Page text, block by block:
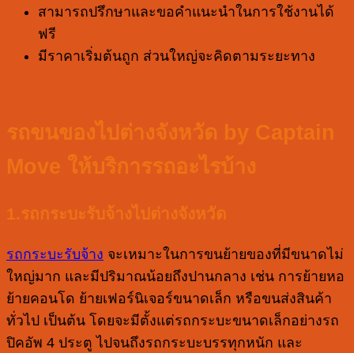
สามารถปรึกษาและขอคำแนะนำในการใช้งานได้
ฟรี
มีราคาเริ่มต้นถูก ส่วนใหญ่จะคิดตามระยะทาง
รถขนของไปต่างจังหวัด by Captain
Move ให้บริการรถอะไรบ้าง
1.รถกระบะรับจ้างไปต่างจังหวัด
รถกระบะรับจ้าง จะเหมาะในการขนย้ายของที่มีขนาดไม่
ใหญ่มาก และมีปริมาณน้อยถึงปานกลาง เช่น การย้ายหอ
ย้ายคอนโด ย้ายเฟอร์นิเจอร์ขนาดเล็ก หรือขนส่งสินค้า
ทั่วไป เป็นต้น โดยจะมีตั้งแต่รถกระบะขนาดเล็กอย่างรถ
ปิคอัพ 4 ประตู ไปจนถึงรถกระบะบรรทุกหนัก และ